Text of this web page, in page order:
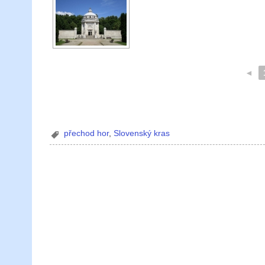
◄
přechod hor,Slovenský kras